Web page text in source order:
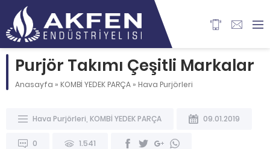
Purjör Takımı Çeşitli Markalar
Anasayfa » KOMBİ YEDEK PARÇA » Hava Purjörleri
Hava Purjörleri KOMBİ YEDEK PARÇA 09.01.2019
0 1.541